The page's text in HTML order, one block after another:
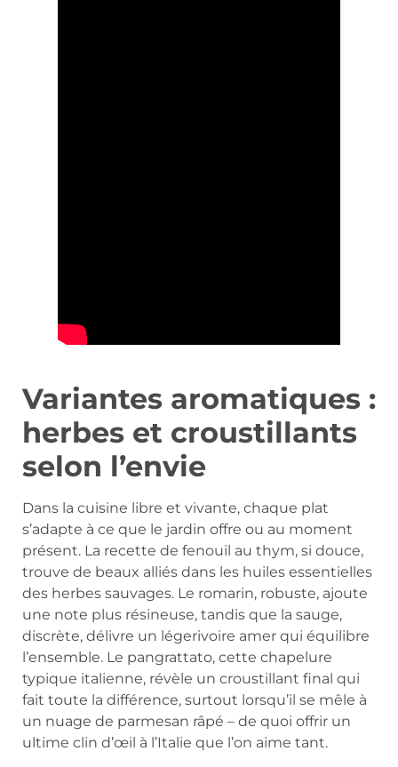
Variantes aromatiques :
herbes et croustillants
selon l’envie
Dans la cuisine libre et vivante, chaque plat
s’adapte à ce que le jardin offre ou au moment
présent. La recette de fenouil au thym, si douce,
trouve de beaux alliés dans les huiles essentielles
des herbes sauvages. Le romarin, robuste, ajoute
une note plus résineuse, tandis que la sauge,
discrète, délivre un légerivoire amer qui équilibre
l’ensemble. Le pangrattato, cette chapelure
typique italienne, révèle un croustillant final qui
fait toute la différence, surtout lorsqu’il se mêle à
un nuage de parmesan râpé – de quoi offrir un
ultime clin d’œil à l’Italie que l’on aime tant.